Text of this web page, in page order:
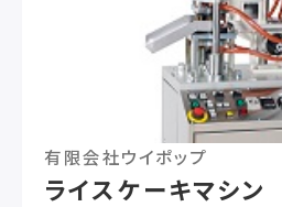
有限会社ウイポップ
ライスケーキマシ